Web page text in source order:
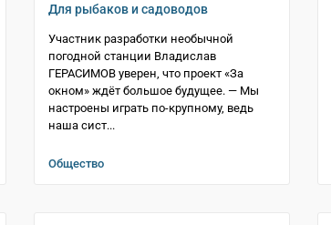
Для рыбаков и садоводов
Участник разработки необычной
погодной станции Владислав
ГЕРАСИМОВ уверен, что проект «За
окном» ждёт большое будущее. — Мы
настроены играть по-крупному, ведь
наша сист...
Общество